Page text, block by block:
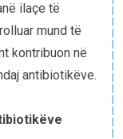
ilaçe të
mund të
kontribuon në
antibiotikëve.